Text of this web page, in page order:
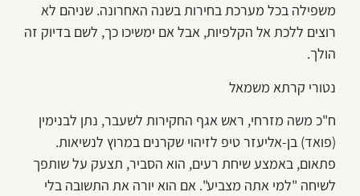
משפילה בכל מערכת בחירות בשנה האחרונה. שניהם לא
רוצים ללכת אל הקלפיות, אבל אם ימשיכו כך, לשם בדיוק זה
הולך.
נטורי קרתא משמאל
ח"כ משה מזרחי, ראש אגף החקירות לשעבר, נתן לבנימין
(פואד) בן-אליעזר טיפ לזיהוי שקרנים במרוץ לנשיאות.
פתאום, באמצע שיחת רעים, הוא הסביר, תצעק על שותפך
לשיחה "למי אתה מצביע". אם הוא יורה את התשובה בלי